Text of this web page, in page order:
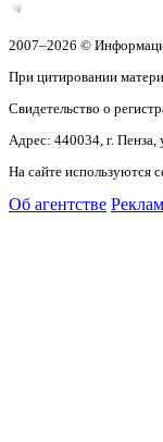
2007–2026 ©
При цитировании
Свидетельство о
Адрес: 440034, г.
На сайте используются
Об агентстве